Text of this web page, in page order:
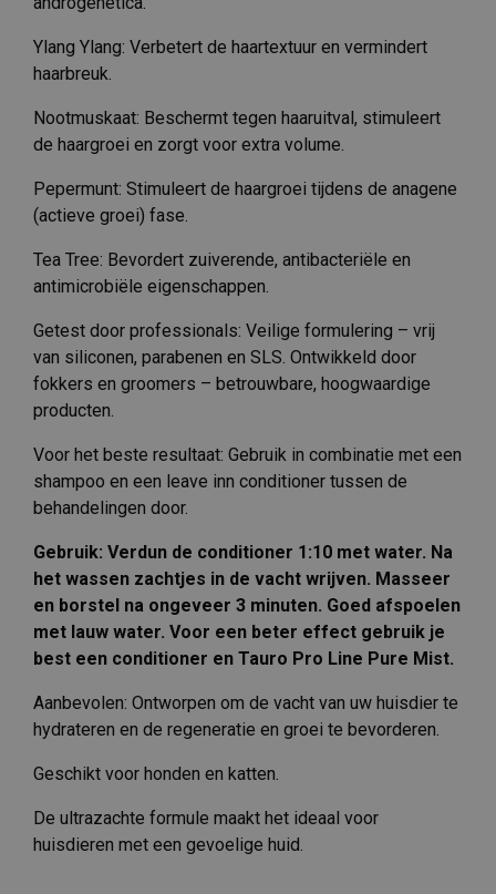
Ylang Ylang: Verbetert de haartextuur en vermindert
haarbreuk.
Nootmuskaat: Beschermt tegen haaruitval, stimuleert
de haargroei en zorgt voor extra volume.
Pepermunt: Stimuleert de haargroei tijdens de anagene
(actieve groei) fase.
Tea Tree: Bevordert zuiverende, antibacteriële en
antimicrobiële eigenschappen.
Getest door professionals: Veilige formulering – vrij
van siliconen, parabenen en SLS. Ontwikkeld door
fokkers en groomers – betrouwbare, hoogwaardige
producten.
Voor het beste resultaat: Gebruik in combinatie met een
shampoo en een leave inn conditioner tussen de
behandelingen door.
Gebruik: Verdun de conditioner 1:10 met water. Na
het wassen zachtjes in de vacht wrijven. Masseer
en borstel na ongeveer 3 minuten. Goed afspoelen
met lauw water. Voor een beter effect gebruik je
best een conditioner en Tauro Pro Line Pure Mist.
Aanbevolen: Ontworpen om de vacht van uw huisdier te
hydrateren en de regeneratie en groei te bevorderen.
Geschikt voor honden en katten.
De ultrazachte formule maakt het ideaal voor
huisdieren met een gevoelige huid.